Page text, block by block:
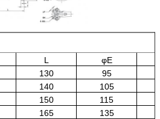
L φE
130
95
140
105
150
115
165 135